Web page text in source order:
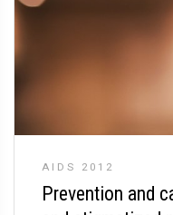
AIDS 2012
Prevention and